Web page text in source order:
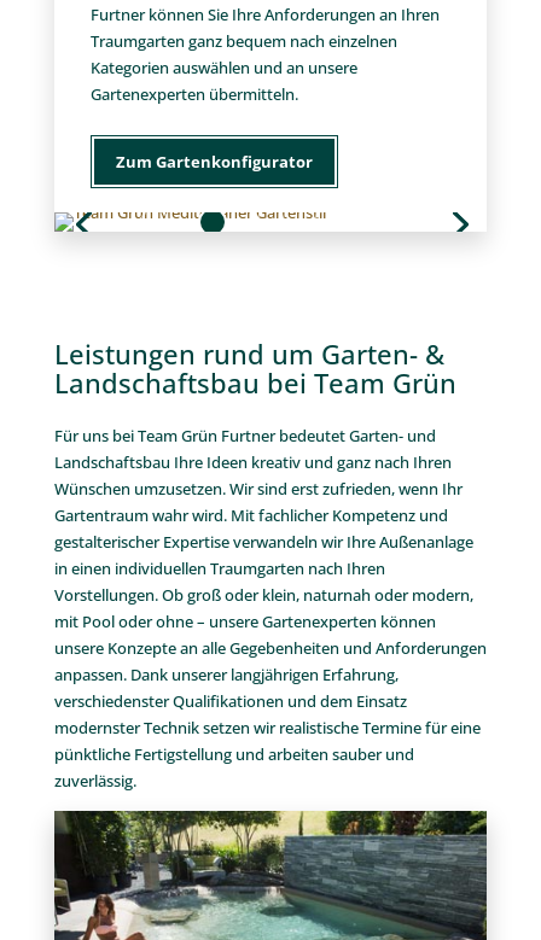
Furtner können Sie Ihre Anforderungen an Ihren
Traumgarten ganz bequem nach einzelnen
Kategorien auswählen und an unsere
Gartenexperten übermitteln.
Zum Gartenkonfigurator
Leistungen rund um Garten- &
Landschaftsbau bei Team Grün
Für uns bei Team Grün Furtner bedeutet Garten- und
Landschaftsbau Ihre Ideen kreativ und ganz nach Ihren
Wünschen umzusetzen. Wir sind erst zufrieden, wenn Ihr
Gartentraum wahr wird. Mit fachlicher Kompetenz und